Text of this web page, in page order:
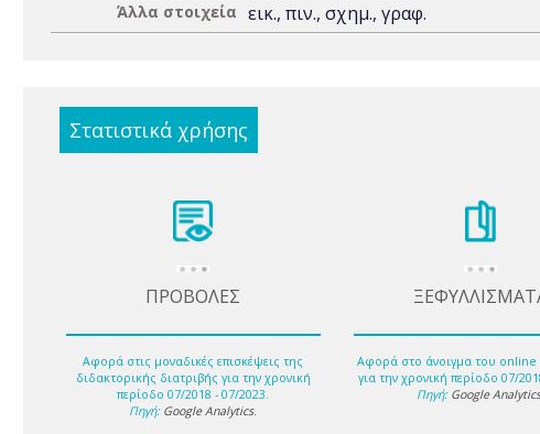
Άλλα στοιχεία εικ., πιν., σχημ., γραφ.
Στατιστικά χρήσης
ΠΡΟΒΟΛΕΣ
Αφορά στις μοναδικές επισκέψεις της
διδακτορικής διατριβής για την χρονική
περίοδο 07/2018 - 07/2023.
Πηγή: Google Analytics.
Αφορά στο άνοιγμα του online
για την χρονική περίοδο 07/
Πηγή: Google Analytics